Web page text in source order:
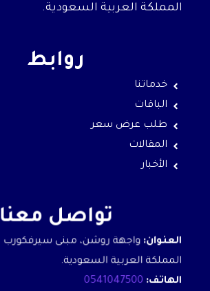
المملكة العربية السعودية.
روابط
خدماتنا
الباقات
طلب عرض سعر
المقالات
الأخبار
تواصل معنا
العنوان:
المملكة العربية السعودية.
الهاتف: 0541047500